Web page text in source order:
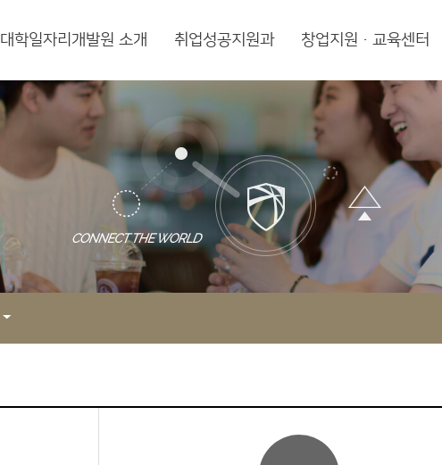
대학일자리개발원 소개 취업성공지원과 창업지원·교육센터